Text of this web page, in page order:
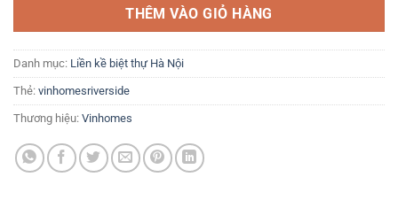
THÊM VÀO GIỎ HÀNG
Danh mục: Liền kề biệt thự Hà Nội
Thẻ: vinhomesriverside
Thương hiệu: Vinhomes